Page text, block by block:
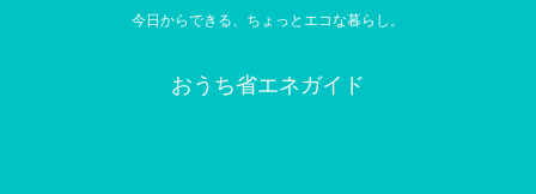
今日からできる、ちょっとエコな暮らし。
おうち省エネガイド